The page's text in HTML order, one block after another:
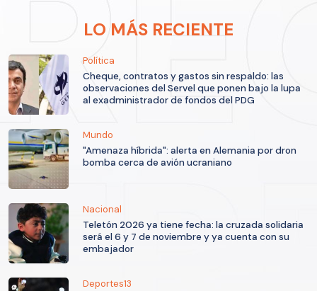
LO MÁS RECIENTE
Política
Cheque, contratos y gastos sin respaldo: las
observaciones del Servel que ponen bajo la lupa
al exadministrador de fondos del PDG
Mundo
"Amenaza híbrida": alerta en Alemania por dron
bomba cerca de avión ucraniano
Nacional
Teletón 2026 ya tiene fecha: la cruzada solidaria
será el 6 y 7 de noviembre y ya cuenta con su
embajador
Deportes13